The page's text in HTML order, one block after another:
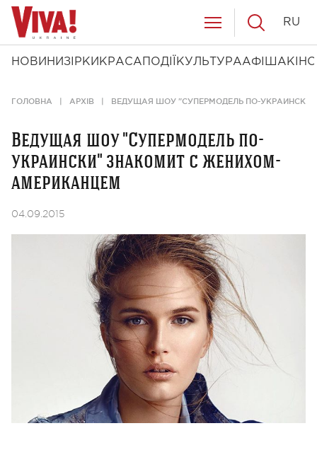
НОВИНИ ЗІРКИ КРАСА ПОДІЇ КУЛЬТУРААФІША КІНО
RU
ГОЛОВНА АРХІВ ВЕДУЩАЯ ШОУ "СУПЕРМОДЕЛЬ ПО-
Ведущая шоу "Супермодель по-
украински" знакомит с женихом-
американцем
04.09.2015